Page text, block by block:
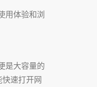
用体验和浏
是大容量的
速打开网